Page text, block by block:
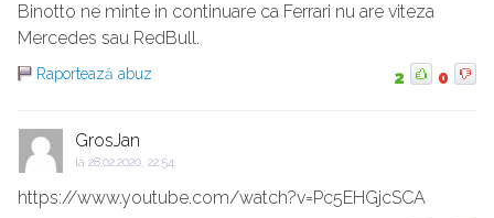
Binotto ne minte in continuare ca Ferrari nu are viteza
Mercedes sau RedBull.
Raportează abuz 2 0
GrosJan
la 28.02.2020, 22:54
https://www.youtube.com/watch?v=Pc5EHGjcSCA